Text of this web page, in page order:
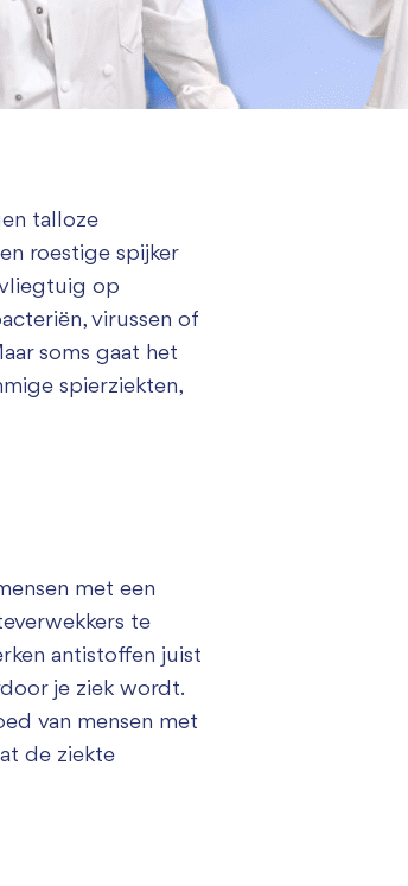
talloze
roestige spijker
op
virussen of
soms gaat het
spierziekten,
met een
te
antistoffen juist
je ziek wordt.
van mensen met
de ziekte